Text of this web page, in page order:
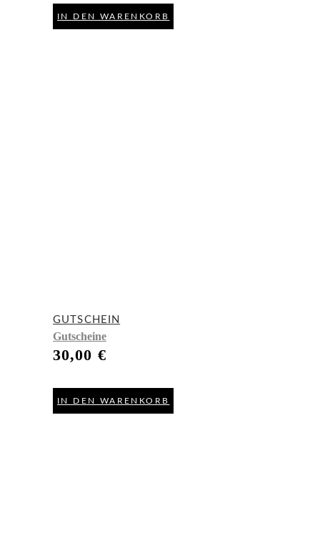
IN DEN WARENKORB
GUTSCHEIN
Gutscheine
30,00 €
IN DEN WARENKORB